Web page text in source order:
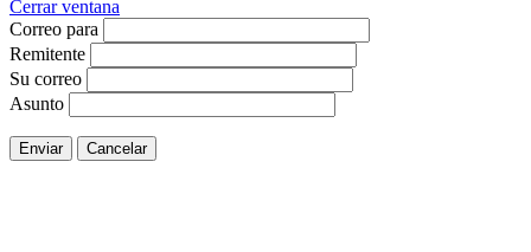
Cerrar ventana
Correo para
Remitente
Su correo
Asunto
Enviar Cancelar